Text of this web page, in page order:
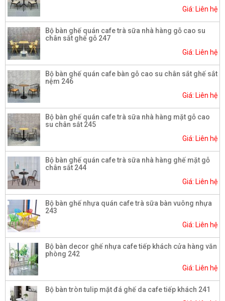
Giá: Liên hệ
Bộ bàn ghế quán cafe trà sữa nhà hàng gỗ cao su
chân sắt ghế gỗ 247
Giá: Liên hệ
Bộ bàn ghế quán cafe bàn gỗ cao su chân sắt ghế sắt
nệm 246
Giá: Liên hệ
Bộ bàn ghế quán cafe trà sữa nhà hàng mặt gỗ cao
su chân sắt 245
Giá: Liên hệ
Bộ bàn ghế quán cafe trà sữa nhà hàng ghế mặt gỗ
chân sắt 244
Giá: Liên hệ
Bộ bàn ghế nhựa quán cafe trà sữa bàn vuông nhựa
243
Giá: Liên hệ
Bộ bàn decor ghế nhựa cafe tiếp khách cửa hàng văn
phòng 242
Giá: Liên hệ
Bộ bàn tròn tulip mặt đá ghế da cafe tiếp khách 241